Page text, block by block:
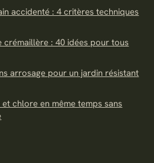
accidenté : 4 critères techniques
crémaillère : 40 idées pour tous
arrosage pour un jardin résistant
chlore en même temps sans